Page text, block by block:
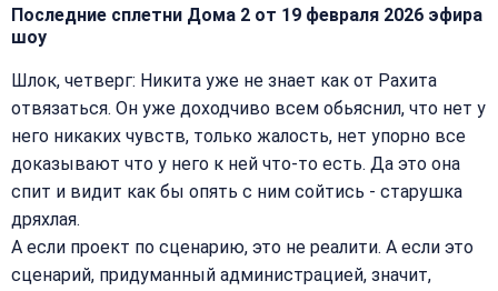
Последние сплетни Дома 2 от 19 февраля 2026 эфира
шоу
Шлок, четверг: Никита уже не знает как от Рахита
отвязаться. Он уже доходчиво всем обьяснил, что нет у
него никаких чувств, только жалость, нет упорно все
доказывают что у него к ней что-то есть. Да это она
спит и видит как бы опять с ним сойтись - старушка
дряхлая.
А если проект по сценарию, это не реалити. А если это
сценарий, придуманный администрацией, значит,